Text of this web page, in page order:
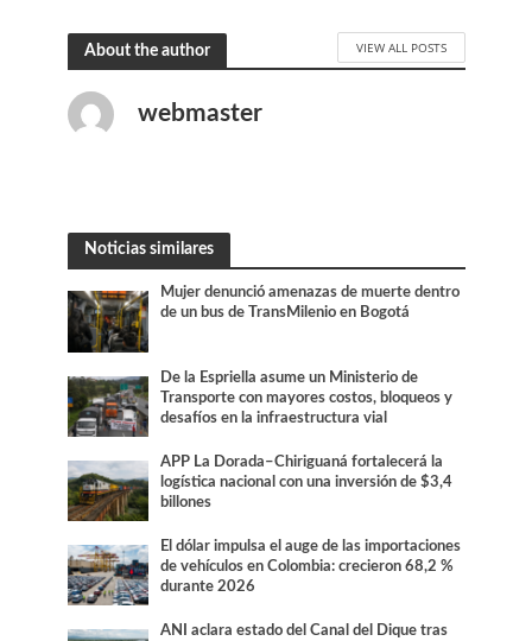
About the author VIEW ALL POSTS
webmaster
Noticias similares
Mujer denunció amenazas de muerte dentro
de un bus de TransMilenio en Bogotá
De la Espriella asume un Ministerio de
Transporte con mayores costos, bloqueos y
desafíos en la infraestructura vial
APP La Dorada–Chiriguaná fortalecerá la
logística nacional con una inversión de $3,4
billones
El dólar impulsa el auge de las importaciones
de vehículos en Colombia: crecieron 68,2 %
durante 2026
ANI aclara estado del Canal del Dique tras